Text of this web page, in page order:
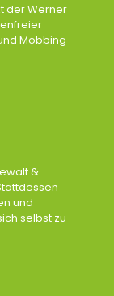
der Werner
Mobbing
&
und
selbst zu